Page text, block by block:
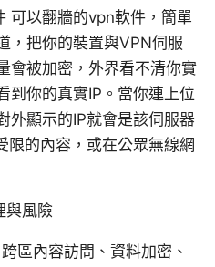
可以翻牆的vpn軟件，簡單
，把你的裝置與VPN伺服
會被加密，外界看不清你實
到你的真實IP。當你連上位
外顯示的IP就會是該伺服器
限的內容，或在公眾無線網
與風險
區內容訪問、資料加密、